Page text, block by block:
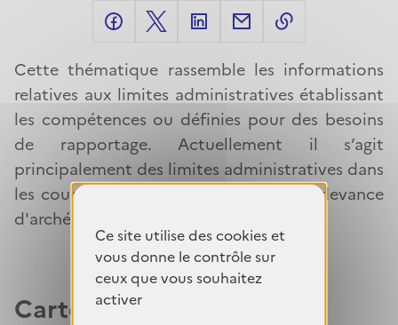
a
n
e
facebook linkedIn
share-link
Cette thématique rassemble les informations
relatives aux limites administratives établissant
les compétences ou définies pour des besoins
de rapportage. Actuellement il s’agit
principalement des limites administratives dans
les cours d’eau et de la limite de la redevance
d'archéologie préventive.
Carte interactive
Ce site utilise des cookies et
vous donne le contrôle sur
ceux que vous souhaitez
activer